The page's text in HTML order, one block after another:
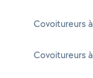
Covoitureurs
Covoitureurs